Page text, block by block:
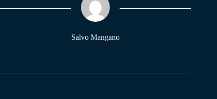
pp m
Salvo Mangano